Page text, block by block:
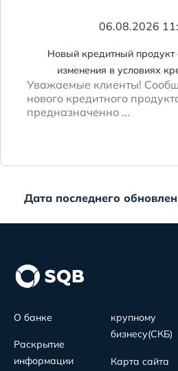
06.08.2026
Новый кредитный продукт
изменения в условиях
Уважаемые клиенты!
нового кредитного
предназначенно ...
Дата последнего
О банке
Раскрытие
информации
крупному
бизнесу(СКБ)
Карта сайта